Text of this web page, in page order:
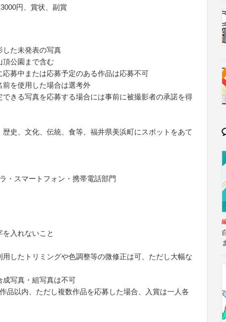
円、賞状、副賞
した未発表の写真
公園まで含む
募中または応募予定のある作品は応募不可
を使用した場合は選考外
きる写真を応募する場合には事前に被撮影者の承諾を得
歴史、文化、伝統、食等、福井県美浜町にスポットをあて
・スマートフォン・携帯電話部門
入れないこと
したトリミングや色調整等の微修正は可、ただし大幅な
写真・組写真は不可
品以内、ただし複数作品を応募した場合、入賞は一人各